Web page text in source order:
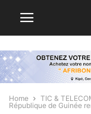
Home TIC &
République de Guinée